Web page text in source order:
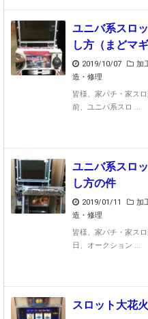
ユニバ系スロ
し方（まどマ
2019/10/07 加
造・修理
皆様、家パチ・家ス
前、ユニバ系スロ ...
ユニバ系スロ
し方の件
2019/01/11 加
造・修理
皆様、家パチ・家ス
日、オークション ...
スロット大花